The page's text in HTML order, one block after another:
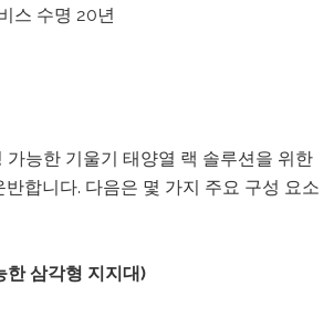
스 수명 20년
능한 기울기 태양열 랙 솔루션을 위한
합니다. 다음은 몇 가지 주요 구성 요소
한 삼각형 지지대)